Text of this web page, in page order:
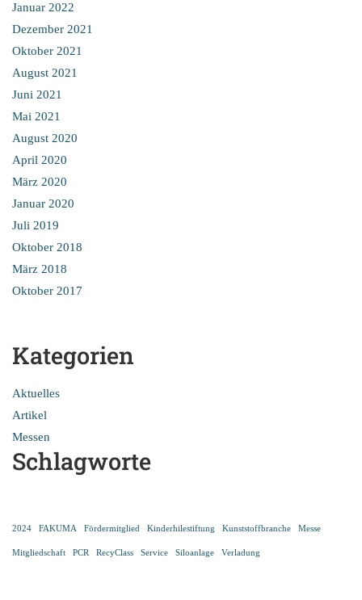
Januar 2022
Dezember 2021
Oktober 2021
August 2021
Juni 2021
Mai 2021
August 2020
April 2020
März 2020
Januar 2020
Juli 2019
Oktober 2018
März 2018
Oktober 2017
Kategorien
Aktuelles
Artikel
Messen
Schlagworte
2024 FAKUMA Fördermitglied Kinderhilestiftung Kunststoffbranche Messe
Mitgliedschaft PCR RecyClass Service Siloanlage Verladung